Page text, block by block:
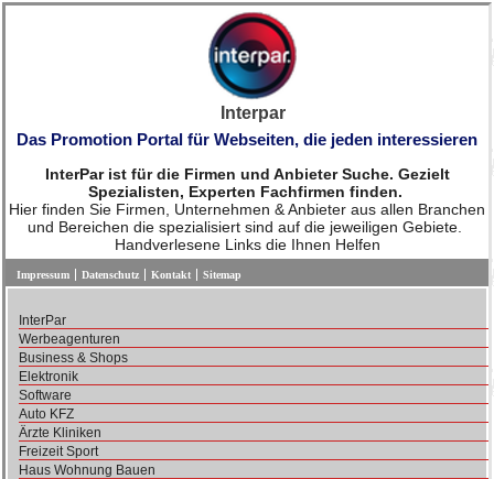
Interpar
Das Promotion Portal für Webseiten, die jeden interessieren
InterPar ist für die Firmen und Anbieter Suche. Gezielt
Spezialisten, Experten Fachfirmen finden.
Hier finden Sie Firmen, Unternehmen & Anbieter aus allen Branchen
und Bereichen die spezialisiert sind auf die jeweiligen Gebiete.
Handverlesene Links die Ihnen Helfen
Impressum Datenschutz Kontakt Sitemap
InterPar
Werbeagenturen
Business & Shops
Elektronik
Software
Auto KFZ
Ärzte Kliniken
Freizeit Sport
Haus Wohnung Bauen